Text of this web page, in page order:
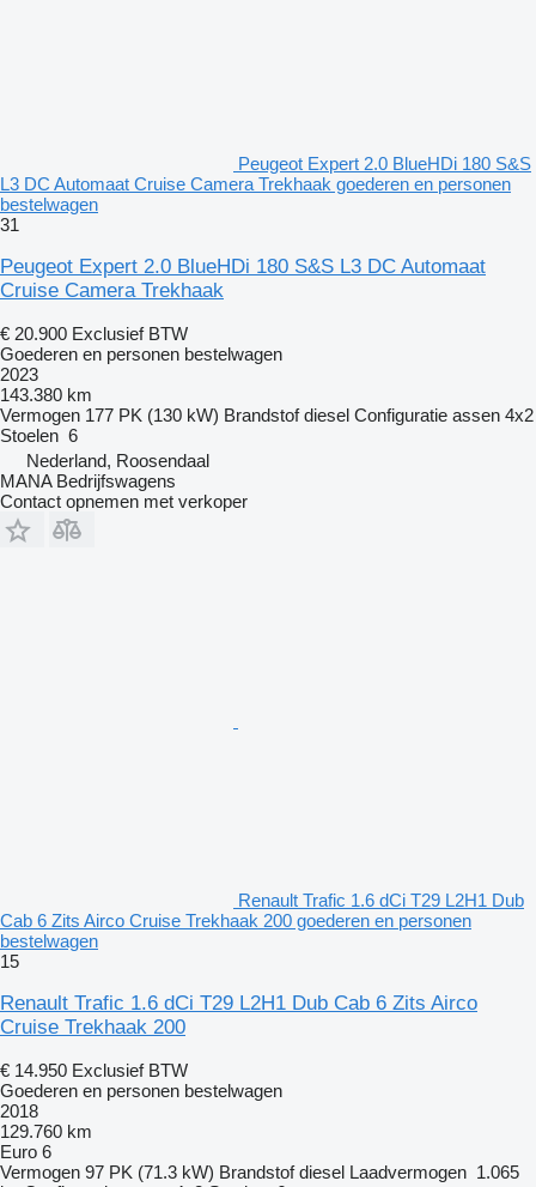
Peugeot Expert 2.0 BlueHDi 180 S&S
L3 DC Automaat Cruise Camera Trekhaak goederen en personen
bestelwagen
31
Peugeot Expert 2.0 BlueHDi 180 S&S L3 DC Automaat
Cruise Camera Trekhaak
€ 20.900 Exclusief BTW
Goederen en personen bestelwagen
2023
143.380 km
Vermogen 177 PK (130 kW) Brandstof diesel Configuratie assen 4x2
Stoelen 6
Nederland, Roosendaal
MANA Bedrijfswagens
Contact opnemen met verkoper
Renault Trafic 1.6 dCi T29 L2H1 Dub
Cab 6 Zits Airco Cruise Trekhaak 200 goederen en personen
bestelwagen
15
Renault Trafic 1.6 dCi T29 L2H1 Dub Cab 6 Zits Airco
Cruise Trekhaak 200
€ 14.950 Exclusief BTW
Goederen en personen bestelwagen
2018
129.760 km
Euro 6
Vermogen 97 PK (71.3 kW) Brandstof diesel Laadvermogen 1.065